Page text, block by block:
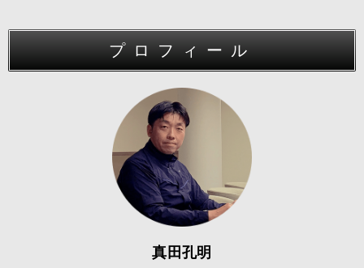
プロフィール
真田孔明